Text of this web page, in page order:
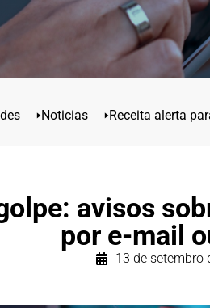
🢒Noticias 🢒Receita alerta
avisos
por e-mail
13 de setembro